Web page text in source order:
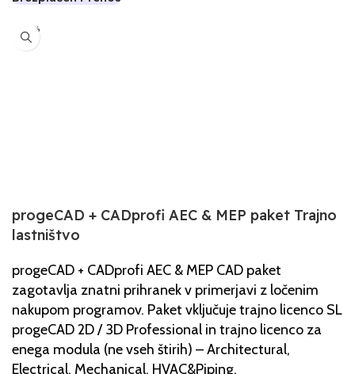
-10%
progeCAD + CADprofi AEC & MEP paket Trajno
lastništvo
progeCAD + CADprofi AEC & MEP CAD paket
zagotavlja znatni prihranek v primerjavi z ločenim
nakupom programov. Paket vključuje trajno licenco SL
progeCAD 2D / 3D Professional in trajno licenco za
enega modula (ne vseh štirih) – Architectural,
Electrical, Mechanical, HVAC&Piping.